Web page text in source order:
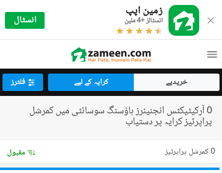
زمین اپپ
انسٹالز +4 ملین انسٹال
خریدیے کرایہ کے لیے فلٹرز
0 آرکیٹیکٹس انجنیئرز ہاؤسنگ سوسائٹی میں کمرشل
پراپرٹیز کرایہ پر دستیاب
0 کمرشل پراپرٹیز مقبول